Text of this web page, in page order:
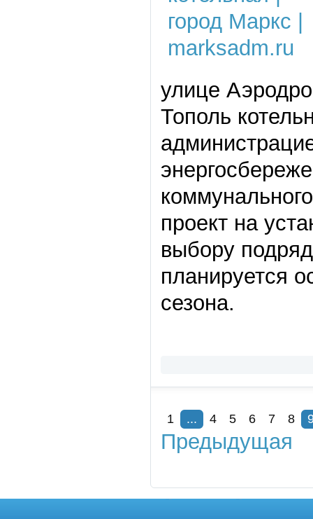
улице
Тополь
проект на
выбору
планируется
сезона.
1 ... 4 5 6 7 8
Предыдущая